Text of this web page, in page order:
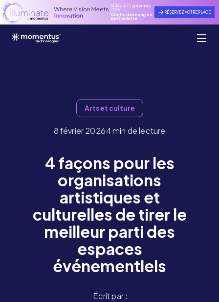
Du 14 au 17 septembre
2026
Centre des congrès
de Charlotte
RÉSERVEZ VOTRE PLACE
Arts et culture
8 février 20264 min de lecture
4 façons pour les
organisations
artistiques et
culturelles de tirer le
meilleur parti des
espaces
événementiels
Écrit par :